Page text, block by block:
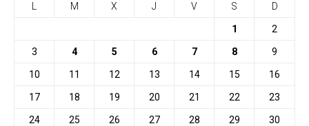
M X J V S D
1 2
3 4 5 6 7 8 9
10 11 12 13 14 15 16
17 18 19 20 21 22 23
24 25 26 27 28 29 30